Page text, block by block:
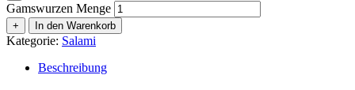
Gamswurzen Menge
+ In den Warenkorb
Kategorie: Salami
Beschreibung